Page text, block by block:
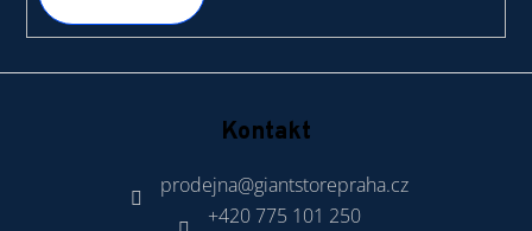
Kontakt
prodejna@giantstorepraha.cz
+420 775 101 250